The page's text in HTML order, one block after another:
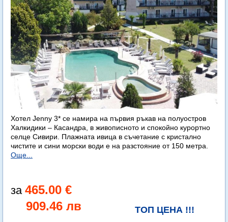
Хотел Jenny 3* се намира на първия ръкав на полуостров
Халкидики – Касандра, в живописното и спокойно курортно
селце Сивири. Плажната ивица в съчетание с кристално
чистите и сини морски води е на разстояние от 150 метра.
Още...
465.00 €
909.46 лв
ТОП ЦЕНА !!!